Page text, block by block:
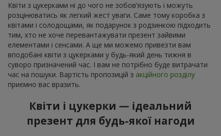
Квіти з цукерками ні до чого не зобов’язують і можуть
розцінюватись як легкий жест уваги. Саме тому коробка з
квітами і солодощами, як подарунок з родзинкою підходить
тим, хто не хоче перевантажувати презент зайвими
елементами і сенсами. А ще ми можемо привезти вам
вподобані квіти з цукерками у будь-який день тижня в
суворо призначений час. І вам не потрібно буде витрачати
час на пошуки. Вартість пропозицій з акційного розділу
приємно вас вразить.
Квіти і цукерки — ідеальний
презент для будь-якої нагоди